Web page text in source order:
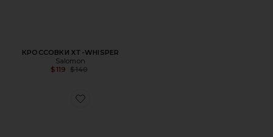
КРОССОВКИ XT-WHISPER
Salomon
$119
Previous price:
$140
Favorite КРОССОВКИ XT-6